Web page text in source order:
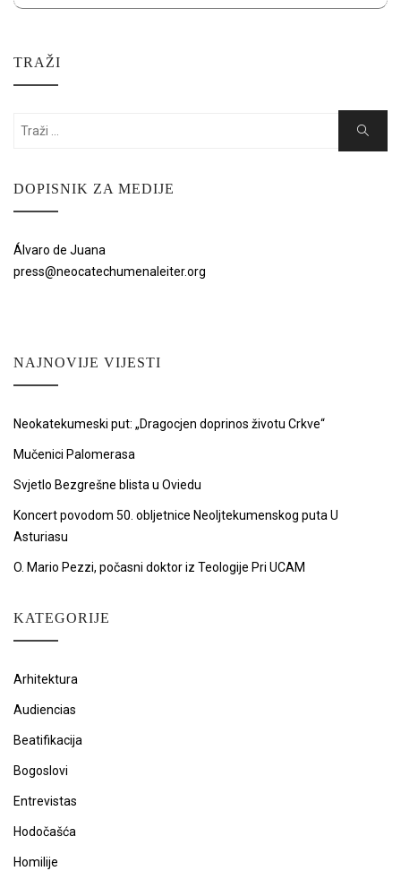
TRAŽI
Search
Search
DOPISNIK ZA MEDIJE
Álvaro de Juana
press@neocatechumenaleiter.org
NAJNOVIJE VIJESTI
Neokatekumeski put: „Dragocjen doprinos životu Crkve“
Mučenici Palomerasa
Svjetlo Bezgrešne blista u Oviedu
Koncert povodom 50. obljetnice Neoljtekumenskog puta U
Asturiasu
O. Mario Pezzi, počasni doktor iz Teologije Pri UCAM
KATEGORIJE
Arhitektura
Audiencias
Beatifikacija
Bogoslovi
Entrevistas
Hodočašća
Homilije